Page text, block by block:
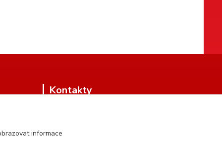
Kontakty
+420 604 134 951
informace